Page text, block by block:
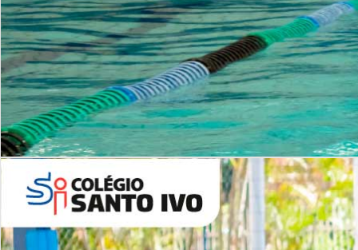
Período Integral | Saiba mais
INSTITUCIONAL